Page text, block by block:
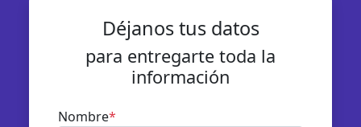
Déjanos tus datos
para entregarte toda la
información
Nombre*